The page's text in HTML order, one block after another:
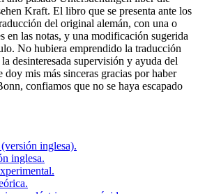
Kraft. El libro que se presenta ante los
del original alemán, con una o
en las notas, y una modificación sugerida
No hubiera emprendido la traducción
desinteresada supervisión y ayuda del
mis más sinceras gracias por haber
confiamos que no se haya escapado
inglesa).
inglesa.